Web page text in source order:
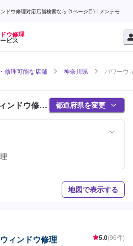
ドウ修理対応店舗検索なら (1ページ目) | メンテモ
ウ修理
ビス
修理可能な店舗 神奈川県 パワーウ
ンドウ修理
目)
都道府県を変更
地図で表示する
ィンドウ修理 5.0(96件)